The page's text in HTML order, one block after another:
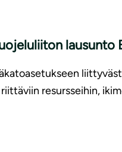
lausunto
resursseihin,